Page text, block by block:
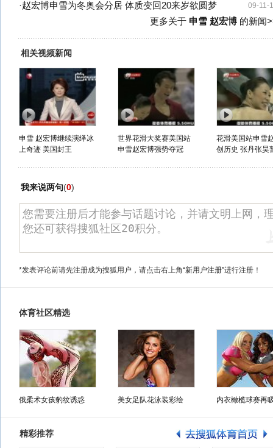
09-11-
·赵宏博申雪为冬奥会分居 体质变回20来岁欲圆梦
更多关于 申雪 赵宏博的新闻
相关视频新闻
申雪 赵宏博继续演绎冰
上奇迹 美国封王
世界花滑大奖赛美国站
申雪赵宏博强势夺冠
花滑美国站申雪
创历史 张丹张昊
我来说两句(0)
*发表评论前请先注册成为搜狐用户，请点击右上角“新用户注册”进行注册！
体育社区精选
俄柔术女孩豹纹诱惑 美女足队花泳装彩绘 内衣橄榄球赛再
精彩推荐